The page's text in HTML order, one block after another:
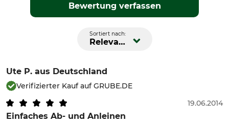
Bewertung verfassen
Sortiert nach:
Relevanz
Ute P. aus Deutschland
Verifizierter Kauf auf GRUBE.DE
Einfaches Ab- und Anleinen
19.06.2014